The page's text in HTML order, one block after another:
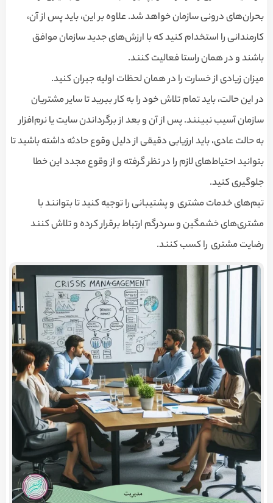
بحران‌های درونی سازمان خواهد شد. علاوه بر این، باید پس از آن،
کارمندانی را استخدام کنید که با ارزش‌های جدید سازمان موافق
باشند و در همان راستا فعالیت کنند.
میزان زیادی از خسارت را در همان لحظات اولیه جبران کنید.
در این حالت، باید تمام تلاش خود را به کار ببرید تا سایر مشتریان
سازمان آسیب نبینند. پس از آن و بعد از برگرداندن سایت یا نرم‌افزار
به حالت عادی، باید ارزیابی دقیقی از دلیل وقوع حادثه داشته باشید تا
بتوانید احتیاط‌های لازم را در نظر گرفته و از وقوع مجدد این خطا
جلوگیری کنید.
تیم‌های خدمات مشتری و پشتیبانی را توجیه کنید تا بتوانند با
مشتری‌های خشمگین و سردرگم ارتباط برقرار کرده و تلاش کنند
رضایت مشتری را کسب کنند.